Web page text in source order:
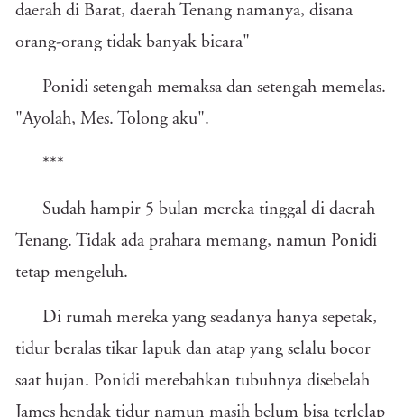
daerah di Barat, daerah Tenang namanya, disana
orang-orang tidak banyak bicara"
Ponidi setengah memaksa dan setengah memelas.
"Ayolah, Mes. Tolong aku".
***
Sudah hampir 5 bulan mereka tinggal di daerah
Tenang. Tidak ada prahara memang, namun Ponidi
tetap mengeluh.
Di rumah mereka yang seadanya hanya sepetak,
tidur beralas tikar lapuk dan atap yang selalu bocor
saat hujan. Ponidi merebahkan tubuhnya disebelah
James hendak tidur namun masih belum bisa terlelap